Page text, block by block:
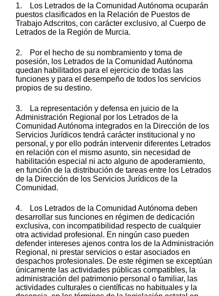
1. Los Letrados de la Comunidad Autónoma ocuparán
puestos clasificados en la Relación de Puestos de
Trabajo Adscritos, con carácter exclusivo, al Cuerpo de
Letrados de la Región de Murcia.
2. Por el hecho de su nombramiento y toma de
posesión, los Letrados de la Comunidad Autónoma
quedan habilitados para el ejercicio de todas las
funciones y para el desempeño de todos los servicios
propios de su destino.
3. La representación y defensa en juicio de la
Administración Regional por los Letrados de la
Comunidad Autónoma integrados en la Dirección de los
Servicios Jurídicos tendrá carácter institucional y no
personal, y por ello podrán intervenir diferentes Letrados
en relación con el mismo asunto, sin necesidad de
habilitación especial ni acto alguno de apoderamiento,
en función de la distribución de tareas entre los Letrados
de la Dirección de los Servicios Jurídicos de la
Comunidad.
4. Los Letrados de la Comunidad Autónoma deben
desarrollar sus funciones en régimen de dedicación
exclusiva, con incompatibilidad respecto de cualquier
otra actividad profesional. En ningún caso pueden
defender intereses ajenos contra los de la Administración
Regional, ni prestar servicios o estar asociados en
despachos profesionales. De este régimen se exceptúan
únicamente las actividades públicas compatibles, la
administración del patrimonio personal o familiar, las
actividades culturales o científicas no habituales y la